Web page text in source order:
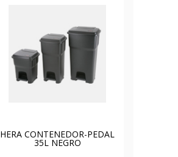
HERA CONTENEDOR-PEDAL
35L NEGRO